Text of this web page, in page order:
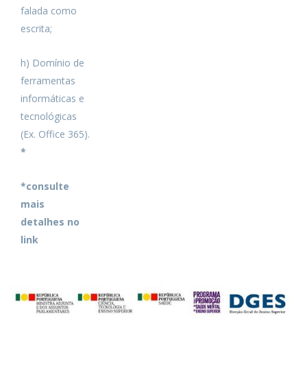
falada como
escrita;
h) Domínio de
ferramentas
informáticas e
tecnológicas
(Ex. Office 365).
*
*consulte
mais
detalhes no
link